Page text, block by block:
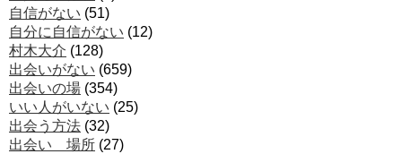
自信がない (51)
自分に自信がない (12)
村木大介 (128)
出会いがない (659)
出会いの場 (354)
いい人がいない (25)
出会う方法 (32)
出会い 場所 (27)